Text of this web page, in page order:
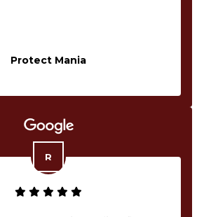
Protect Mania